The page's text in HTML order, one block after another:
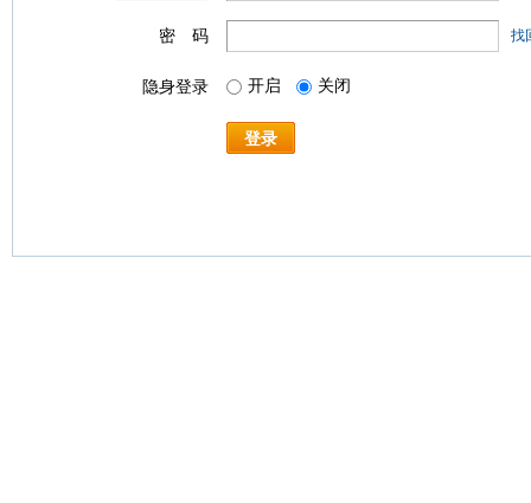
密 码 找
隐身登录 开启 关闭
登录